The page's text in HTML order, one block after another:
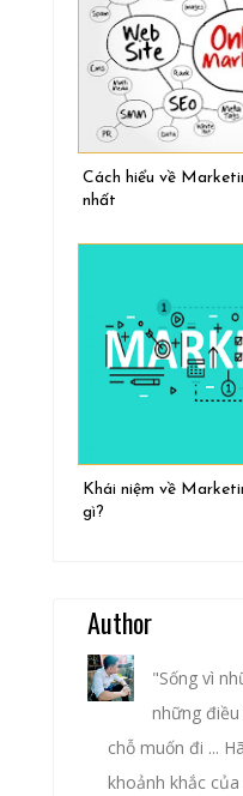
Cách hiểu về
nhất
Khái niệm về
gì?
Author
"Sống vì
những
chỗ muốn đi ...
khoảnh khắc